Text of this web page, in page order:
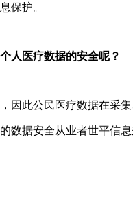
保护。
人医疗数据的安全呢？
因此公民医疗数据在采
数据安全从业者世平信